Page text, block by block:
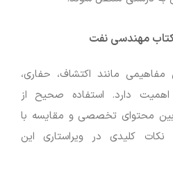
کتاب مهندسی نفت
مانند اکتشاف، حفاری،
دارد. استفاده صحیح از
محتوای تخصصی و مقایسه با
نکات کلیدی در ویراستاری این